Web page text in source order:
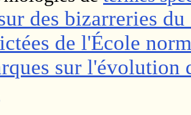
des bizarreries
de l'École
sur l'évolution